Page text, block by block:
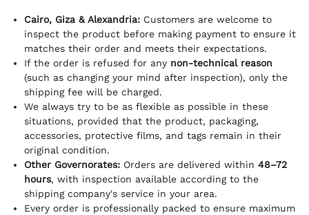
Cairo, Giza & Alexandria: Customers are welcome to
inspect the product before making payment to ensure it
matches their order and meets their expectations.
If the order is refused for any non-technical reason
(such as changing your mind after inspection), only the
shipping fee will be charged.
We always try to be as flexible as possible in these
situations, provided that the product, packaging,
accessories, protective films, and tags remain in their
original condition.
Other Governorates: Orders are delivered within 48–72
hours, with inspection available according to the
shipping company's service in your area.
Every order is professionally packed to ensure maximum